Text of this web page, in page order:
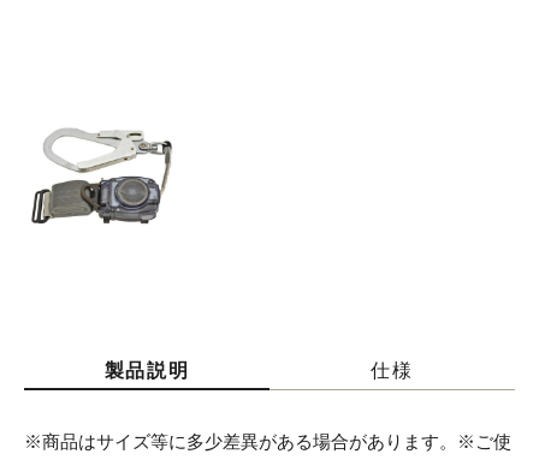
製品説明 仕様
※商品はサイズ等に多少差異がある場合があります。※ご使